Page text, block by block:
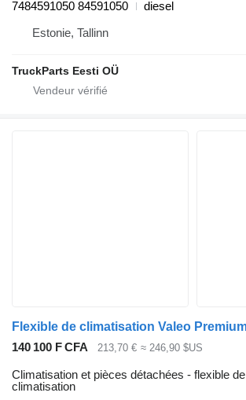
7484591050 84591050
diesel
Estonie, Tallinn
TruckParts Eesti OÜ
140 100 F CFA 213,70 € ≈ 246,90 $US
Climatisation et pièces détachées - flexible de
climatisation